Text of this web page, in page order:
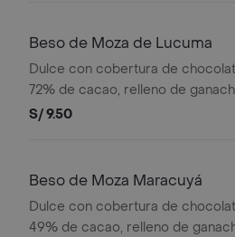
Beso de Moza de Lucuma
Dulce con cobertura de
72% de cacao, relleno de
lúcuma y base de galleta.
S/ 9.50
Beso de Moza Maracuyá
Dulce con cobertura de
49% de cacao, relleno de